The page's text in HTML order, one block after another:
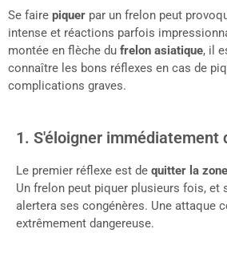
Se faire piquer par un frelon peut
intense et réactions parfois
montée en flèche du frelon asiatique, il
connaître les bons réflexes en cas de
complications graves.
1. S'éloigner immédiatement
Le premier réflexe est de quitter la zone
Un frelon peut piquer plusieurs fois, et
alertera ses congénères. Une attaque
extrêmement dangereuse.